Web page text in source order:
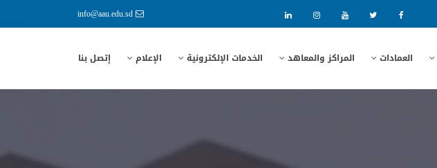
info@aau.edu.sd
العمادات المراكز والمعاهد الخدمات الإلكترونية الإعلام إتصل بنا